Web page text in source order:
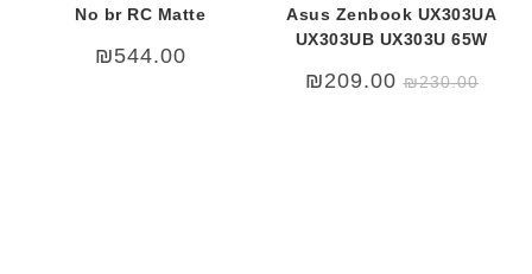
Asus Zenbook UX303UA
UX303UB UX303U 65W
₪230.00
המחיר
המקורי
₪209.00
No br RC Matte
₪544.00